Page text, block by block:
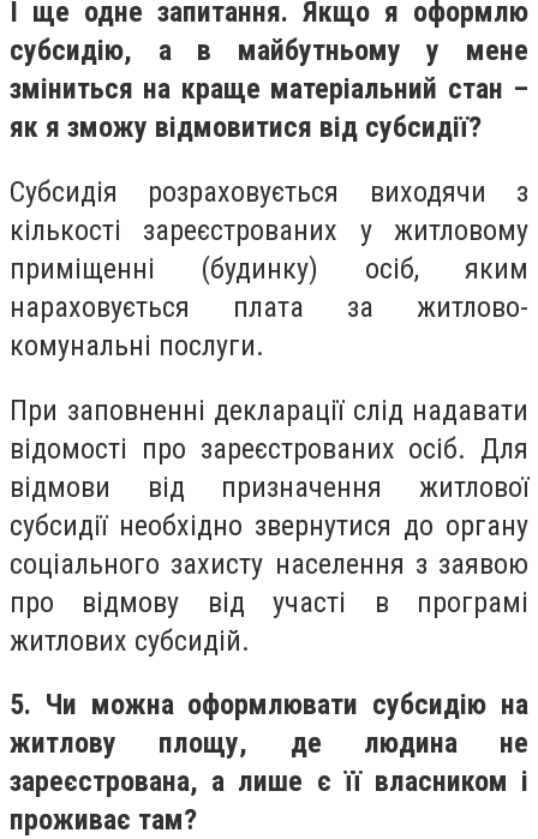
І ще одне запитання. Якщо я оформлю
субсидію, а в майбутньому у мене
зміниться на краще матеріальний стан –
як я зможу відмовитися від субсидії?
Субсидія розраховується виходячи з
кількості зареєстрованих у житловому
приміщенні (будинку) осіб, яким
нараховується плата за житлово-
комунальні послуги.
При заповненні декларації слід надавати
відомості про зареєстрованих осіб. Для
відмови від призначення житлової
субсидії необхідно звернутися до органу
соціального захисту населення з заявою
про відмову від участі в програмі
житлових субсидій.
5. Чи можна оформлювати субсидію на
житлову площу, де людина не
зареєстрована, а лише є її власником і
проживає там?